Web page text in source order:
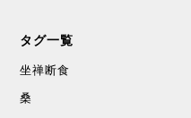
タグ一覧
坐禅断食
桑